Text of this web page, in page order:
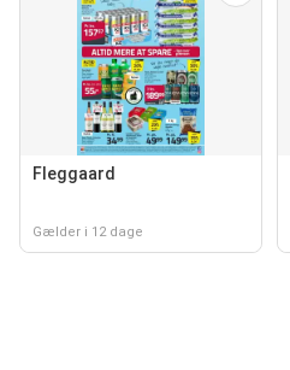
Fleggaard
Gælder i 12 dage